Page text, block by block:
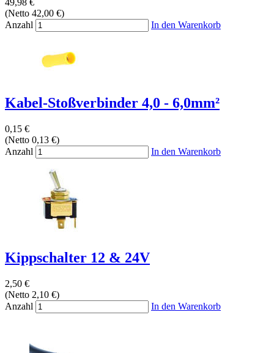
49,98 €
(Netto 42,00 €)
Anzahl
In den Warenkorb
Kabel-Stoßverbinder 4,0 - 6,0mm²
0,15 €
(Netto 0,13 €)
Anzahl
In den Warenkorb
Kippschalter 12 & 24V
2,50 €
(Netto 2,10 €)
Anzahl
In den Warenkorb